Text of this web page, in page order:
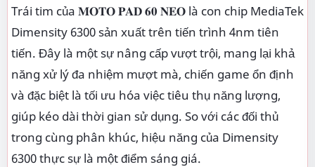
Trái tim của 𝐌𝐎𝐓𝐎 𝐏𝐀𝐃 𝟔𝟎 𝐍𝐄𝐎 là con chip MediaTek
Dimensity 6300 sản xuất trên tiến trình 4nm tiên
tiến. Đây là một sự nâng cấp vượt trội, mang lại khả
năng xử lý đa nhiệm mượt mà, chiến game ổn định
và đặc biệt là tối ưu hóa việc tiêu thụ năng lượng,
giúp kéo dài thời gian sử dụng. So với các đối thủ
trong cùng phân khúc, hiệu năng của Dimensity
6300 thực sự là một điểm sáng giá.